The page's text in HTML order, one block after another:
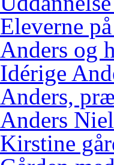
Eleverne
Anders og
Idérige
Anders,
Anders
Kirstine